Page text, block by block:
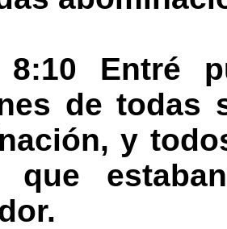
8:10 Entré
de todas
y
que